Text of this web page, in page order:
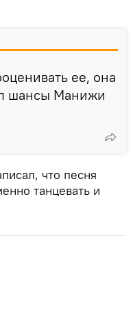
ее, она
шансы Манижи
что песня
танцевать и